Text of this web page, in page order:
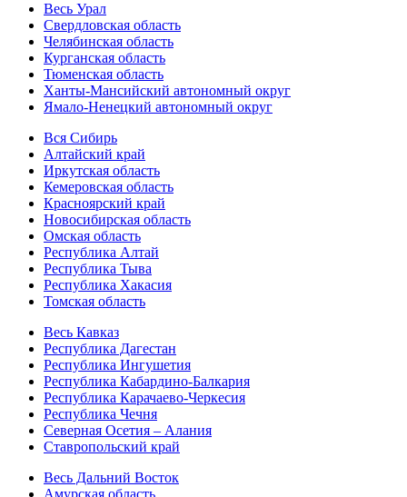
Весь Урал
Свердловская область
Челябинская область
Курганская область
Тюменская область
Ханты-Мансийский автономный округ
Ямало-Ненецкий автономный округ
Вся Сибирь
Алтайский край
Иркутская область
Кемеровская область
Красноярский край
Новосибирская область
Омская область
Республика Алтай
Республика Тыва
Республика Хакасия
Томская область
Весь Кавказ
Республика Дагестан
Республика Ингушетия
Республика Кабардино-Балкария
Республика Карачаево-Черкесия
Республика Чечня
Северная Осетия – Алания
Ставропольский край
Весь Дальний Восток
Амурская область